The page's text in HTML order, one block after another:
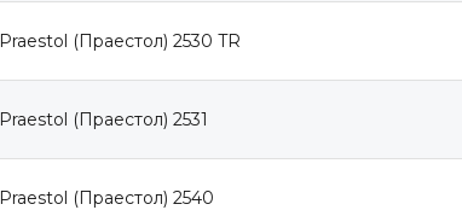
Praestol (Праестол) 2530 TR
Praestol (Праестол) 2531
Praestol (Праестол) 2540